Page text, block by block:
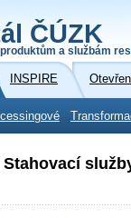
ČÚZK
a službám
INSPIRE